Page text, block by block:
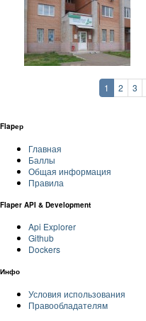
1 2 3
Flapер
Главная
Баллы
Общая информация
Правила
Flaper API & Development
Api Explorer
Github
Dockers
Инфо
Условия использования
Правообладателям